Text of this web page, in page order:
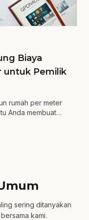
Biaya
untuk Pemilik
rumah per meter
Anda membuat
sering ditanyakan
kami.